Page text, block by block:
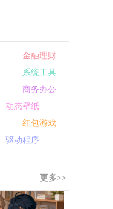
金融理财
系统工具
商务办公
动态壁纸
红包游戏
驱动程序
更多>>